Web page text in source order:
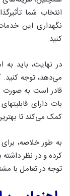
انتخاب شما
نگهداری این
کنید.
در نهایت، باید به
می‌دهد، توجه
قادر است به صورت
بات دارای
کمک می‌کند تا
به طور خلاصه،
کرده و در نظر
توجه در تعامل با